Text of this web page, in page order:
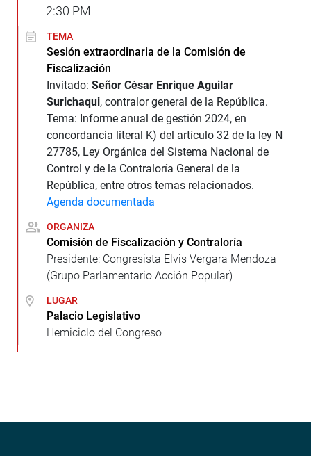
2:30 PM
TEMA
Sesión extraordinaria de la Comisión de
Fiscalización
Invitado: Señor César Enrique Aguilar
Surichaqui, contralor general de la República.
Tema: Informe anual de gestión 2024, en
concordancia literal K) del artículo 32 de la ley N
27785, Ley Orgánica del Sistema Nacional de
Control y de la Contraloría General de la
República, entre otros temas relacionados.
Agenda documentada
ORGANIZA
Comisión de Fiscalización y Contraloría
Presidente: Congresista Elvis Vergara Mendoza
(Grupo Parlamentario Acción Popular)
LUGAR
Palacio Legislativo
Hemiciclo del Congreso